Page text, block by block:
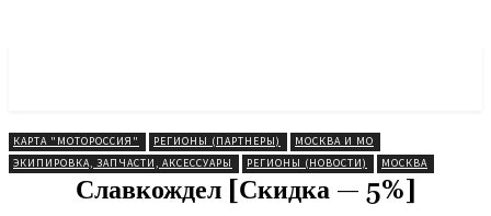
КАРТА "МОТОРОССИЯ" РЕГИОНЫ (ПАРТНЕРЫ)
МОСКВА И МО
ЭКИПИРОВКА, ЗАПЧАСТИ, АКСЕССУАРЫ
РЕГИОНЫ (НОВОСТИ) МОСКВА
Славкождел [Скидка — 5%]